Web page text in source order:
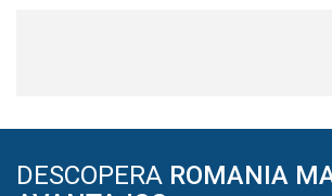
DESCOPERA ROMANIA